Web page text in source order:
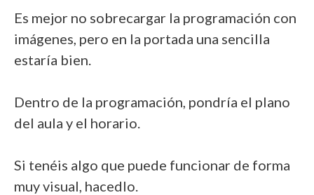
Es mejor no sobrecargar la programación con
imágenes, pero en la portada una sencilla
estaría bien.
Dentro de la programación, pondría el plano
del aula y el horario.
Si tenéis algo que puede funcionar de forma
muy visual, hacedlo.